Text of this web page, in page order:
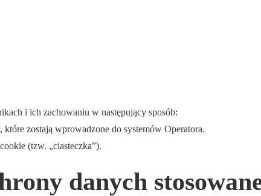
i ich zachowaniu w następujący sposób:
zostają wprowadzone do systemów Operatora.
(tzw. „ciasteczka”).
danych